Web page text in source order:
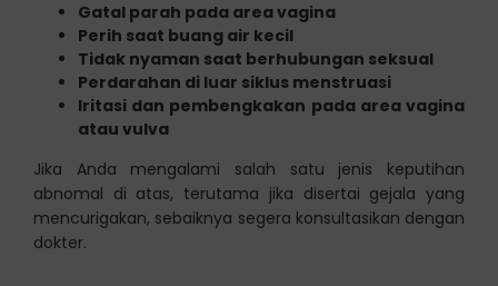
Gatal parah pada area vagina
Perih saat buang air kecil
Tidak nyaman saat berhubungan seksual
Perdarahan di luar siklus menstruasi
Iritasi dan pembengkakan pada area vagina
atau vulva
Jika Anda mengalami salah satu jenis keputihan
abnomal di atas, terutama jika disertai gejala yang
mencurigakan, sebaiknya segera konsultasikan dengan
dokter.